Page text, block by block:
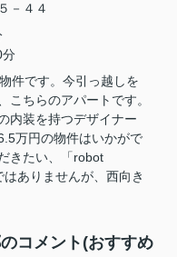
－４４
分
件です。今引っ越しを
こちらのアパートです。
内装を持つデザイナー
万円の物件はいかがで
きたい、「robot
ありませんが、西向き
コメント(おすすめ